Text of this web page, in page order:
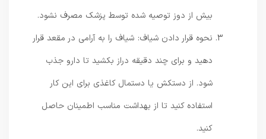
بیش از دوز توصیه ‌شده توسط پزشک مصرف نشود.
نحوه قرار دادن شیاف: شیاف را به آرامی در مقعد قرار
دهید و برای چند دقیقه دراز بکشید تا دارو جذب
شود. از دستکش یا دستمال کاغذی برای این کار
استفاده کنید تا از بهداشت مناسب اطمینان حاصل